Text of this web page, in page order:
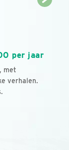
per jaar
met
verhalen.